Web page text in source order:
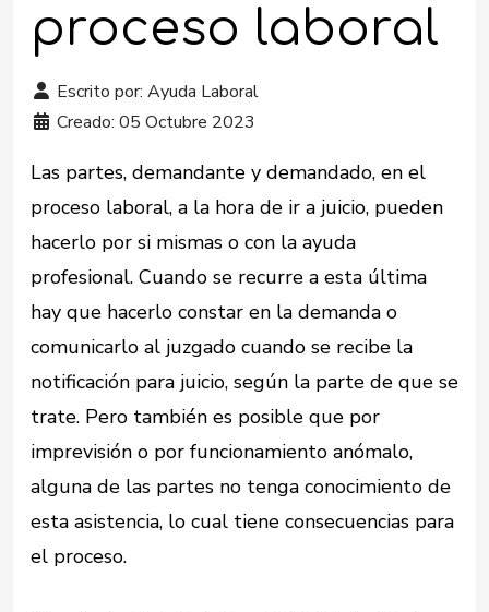
proceso laboral
Escrito por: Ayuda Laboral
Creado: 05 Octubre 2023
Las partes, demandante y demandado, en el
proceso laboral, a la hora de ir a juicio, pueden
hacerlo por si mismas o con la ayuda
profesional. Cuando se recurre a esta última
hay que hacerlo constar en la demanda o
comunicarlo al juzgado cuando se recibe la
notificación para juicio, según la parte de que se
trate. Pero también es posible que por
imprevisión o por funcionamiento anómalo,
alguna de las partes no tenga conocimiento de
esta asistencia, lo cual tiene consecuencias para
el proceso.